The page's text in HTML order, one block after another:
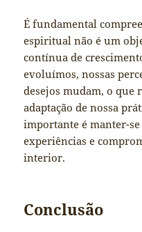
É fundamental
espiritual não é um
contínua de
evoluímos, nossas
desejos mudam, o que
adaptação de nossa
importante é manter-
experiências e
interior.
Conclusão